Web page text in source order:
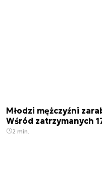
Młodzi mężczyźni
Wśród zatrzymanych
2 min.